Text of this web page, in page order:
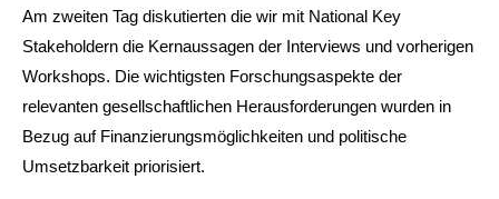
Am zweiten Tag diskutierten die wir mit National Key
Stakeholdern die Kernaussagen der Interviews und vorherigen
Workshops. Die wichtigsten Forschungsaspekte der
relevanten gesellschaftlichen Herausforderungen wurden in
Bezug auf Finanzierungsmöglichkeiten und politische
Umsetzbarkeit priorisiert.